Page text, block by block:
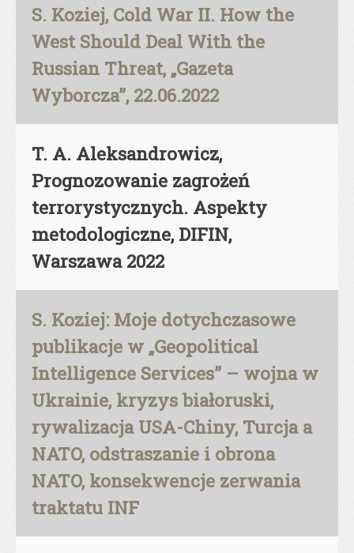
S. Koziej, Cold War II. How the
West Should Deal With the
Russian Threat, „Gazeta
Wyborcza”, 22.06.2022
T. A. Aleksandrowicz,
Prognozowanie zagrożeń
terrorystycznych. Aspekty
metodologiczne, DIFIN,
Warszawa 2022
S. Koziej: Moje dotychczasowe
publikacje w „Geopolitical
Intelligence Services” – wojna w
Ukrainie, kryzys białoruski,
rywalizacja USA-Chiny, Turcja a
NATO, odstraszanie i obrona
NATO, konsekwencje zerwania
traktatu INF